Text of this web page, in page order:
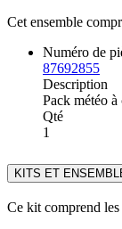
Cet ensemble
Numéro de
87692855
Description
Pack météo
Qté
1
KITS ET
Ce kit comprend les